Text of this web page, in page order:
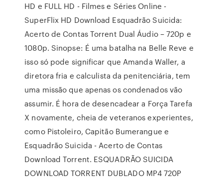
HD e FULL HD - Filmes e Séries Online -
SuperFlix HD Download Esquadrão Suicida:
Acerto de Contas Torrent Dual Áudio – 720p e
1080p. Sinopse: É uma batalha na Belle Reve e
isso só pode significar que Amanda Waller, a
diretora fria e calculista da penitenciária, tem
uma missão que apenas os condenados vão
assumir. É hora de desencadear a Força Tarefa
X novamente, cheia de veteranos experientes,
como Pistoleiro, Capitão Bumerangue e
Esquadrão Suicida - Acerto de Contas
Download Torrent. ESQUADRÃO SUICIDA
DOWNLOAD TORRENT DUBLADO MP4 720P